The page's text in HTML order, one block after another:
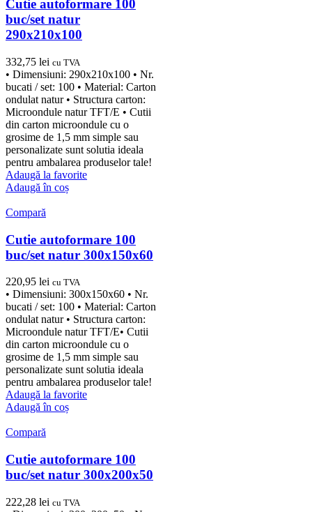
Cutie autoformare 100
buc/set natur
290x210x100
332,75 lei cu TVA
• Dimensiuni: 290x210x100 • Nr.
bucati / set: 100 • Material: Carton
ondulat natur • Structura carton:
Microondule natur TFT/E • Cutii
din carton microondule cu o
grosime de 1,5 mm simple sau
personalizate sunt solutia ideala
pentru ambalarea produselor tale!
Adaugă la favorite
Adaugă în coș
Compară
Cutie autoformare 100
buc/set natur 300x150x60
220,95 lei cu TVA
• Dimensiuni: 300x150x60 • Nr.
bucati / set: 100 • Material: Carton
ondulat natur • Structura carton:
Microondule natur TFT/E• Cutii
din carton microondule cu o
grosime de 1,5 mm simple sau
personalizate sunt solutia ideala
pentru ambalarea produselor tale!
Adaugă la favorite
Adaugă în coș
Compară
Cutie autoformare 100
buc/set natur 300x200x50
222,28 lei cu TVA